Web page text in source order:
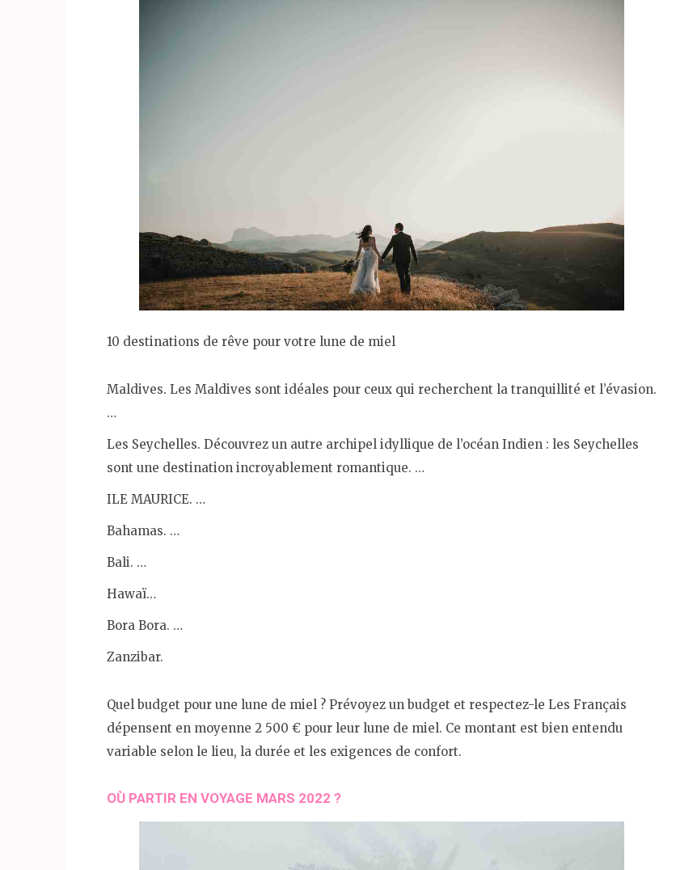
10 destinations de rêve pour votre lune de miel
Maldives. Les Maldives sont idéales pour ceux qui recherchent la tranquillité et l’évasion.
…
Les Seychelles. Découvrez un autre archipel idyllique de l’océan Indien : les Seychelles
sont une destination incroyablement romantique. …
ILE MAURICE. …
Bahamas. …
Bali. …
Hawaï…
Bora Bora. …
Zanzibar.
Quel budget pour une lune de miel ? Prévoyez un budget et respectez-le Les Français
dépensent en moyenne 2 500 € pour leur lune de miel. Ce montant est bien entendu
variable selon le lieu, la durée et les exigences de confort.
OÙ PARTIR EN VOYAGE MARS 2022 ?